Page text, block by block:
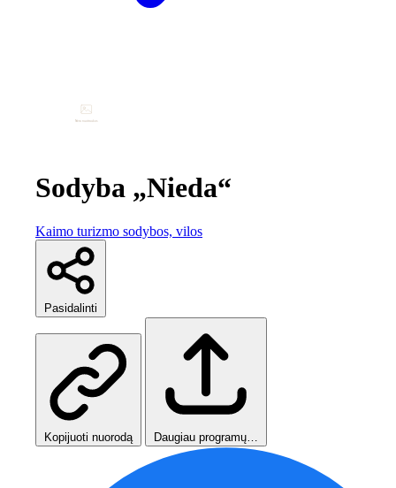
Sodyba „Nieda“
Kaimo turizmo sodybos, vilos
Pasidalinti
Kopijuoti nuorodą Daugiau programų…